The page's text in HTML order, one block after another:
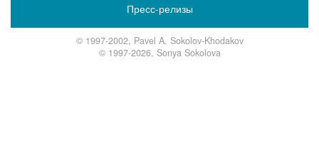
Пресс-релизы
© 1997-2002, Pavel A. Sokolov-Khodakov
© 1997-2026, Sonya Sokolova